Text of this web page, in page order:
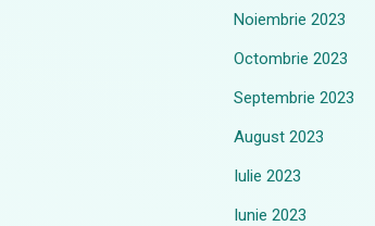
Noiembrie 2023
Octombrie 2023
Septembrie 2023
August 2023
Iulie 2023
Iunie 2023